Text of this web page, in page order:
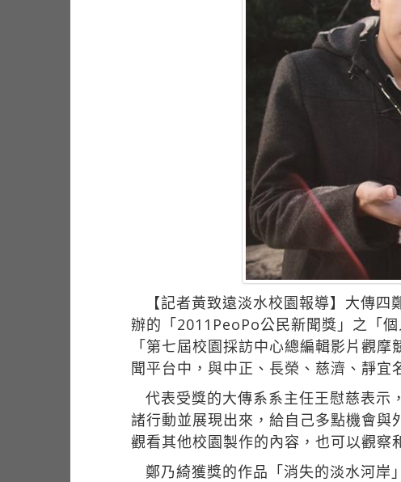
【記者黃致遠淡水校園報導】大傳
辦的「2011PeoPo公民新聞獎」之「
「第七屆校園採訪中心總編輯影片觀
聞平台中，與中正、長榮、慈濟、靜宜
代表受獎的大傳系系主任王慰慈表示
諸行動並展現出來，給自己多點機會
觀看其他校園製作的內容，也可以觀察
鄭乃綺獲獎的作品「消失的淡水河岸